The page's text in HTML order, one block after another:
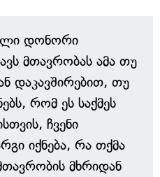
დონორი
მთავრობას ამა თუ
დაკავშირებით, თუ
რომ ეს საქმეს
ჩვენი
იქნება, რა თქმა
მხრიდან